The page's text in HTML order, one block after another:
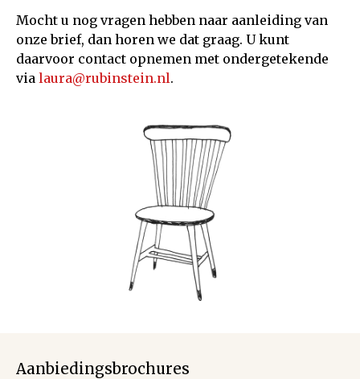
Mocht u nog vragen hebben naar aanleiding van
onze brief, dan horen we dat graag. U kunt
daarvoor contact opnemen met ondergetekende
via laura@rubinstein.nl.
Aanbiedingsbrochures